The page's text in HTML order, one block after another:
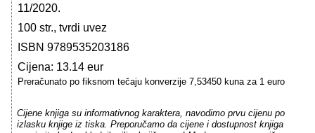
11/2020.
100 str., tvrdi uvez
ISBN 9789535203186
Cijena: 13.14 eur
Preračunato po fiksnom tečaju konverzije 7,53450 kuna za 1 euro
Cijene knjiga su informativnog karaktera, navodimo prvu cijenu po
izlasku knjige iz tiska. Preporučamo da cijene i dostupnost knjiga